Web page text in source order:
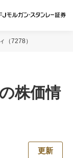
。 三菱ＵＦＪモル
（7278）
株価情
更新